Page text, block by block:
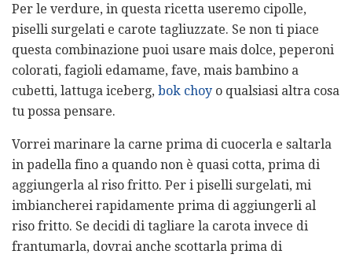
Per le verdure, in questa ricetta useremo cipolle,
piselli surgelati e carote tagliuzzate. Se non ti piace
questa combinazione puoi usare mais dolce, peperoni
colorati, fagioli edamame, fave, mais bambino a
cubetti, lattuga iceberg, bok choy o qualsiasi altra cosa
tu possa pensare.
Vorrei marinare la carne prima di cuocerla e saltarla
in padella fino a quando non è quasi cotta, prima di
aggiungerla al riso fritto. Per i piselli surgelati, mi
imbiancherei rapidamente prima di aggiungerli al
riso fritto. Se decidi di tagliare la carota invece di
frantumarla, dovrai anche scottarla prima di